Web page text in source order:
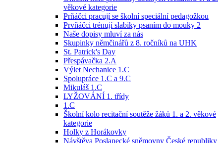
věkové kategorie
Prňáčci pracují se školní speciální pedagožkou
Prvňáčci trénují slabiky psaním do mouky 2
Naše dopisy mluví za nás
Skupinky němčinářů z 8. ročníků na UHK
St. Patrick's Day
Přespávačka 2.A
Výlet Nechanice 1.C
Spolupráce 1.C a 9.C
Mikuláš 1.C
LYŽOVÁNÍ 1. třídy
1.C
Školní kolo recitační soutěže žáků 1. a 2. věkové
kategorie
Holky z Horákovky
Návštěva Poslanecké sněmovny České republiky